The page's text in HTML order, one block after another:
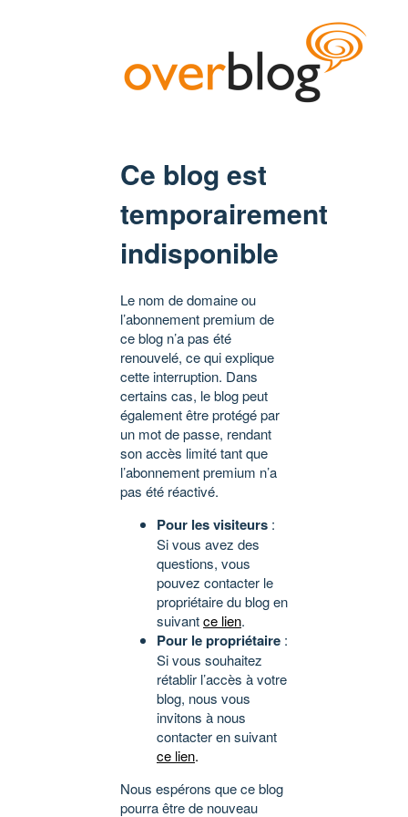
Ce blog est
temporairement
indisponible
Le nom de domaine ou
l’abonnement premium de
ce blog n’a pas été
renouvelé, ce qui explique
cette interruption. Dans
certains cas, le blog peut
également être protégé par
un mot de passe, rendant
son accès limité tant que
l’abonnement premium n’a
pas été réactivé.
Pour les visiteurs :
Si vous avez des
questions, vous
pouvez contacter le
propriétaire du blog en
suivantce lien.
Pour le propriétaire :
Si vous souhaitez
rétablir l’accès à votre
blog, nous vous
invitons à nous
contacter en suivant
ce lien.
Nous espérons que ce blog
pourra être de nouveau